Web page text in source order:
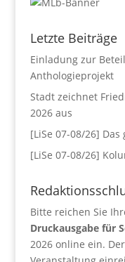
Letzte Beiträge
Einladung zur
Anthologieprojekt
Stadt zeichnet
2026 aus
[LiSe 07-08/26]
[LiSe 07-08/26]
Bitte reichen Sie
Druckausgabe für
2026 online ein.